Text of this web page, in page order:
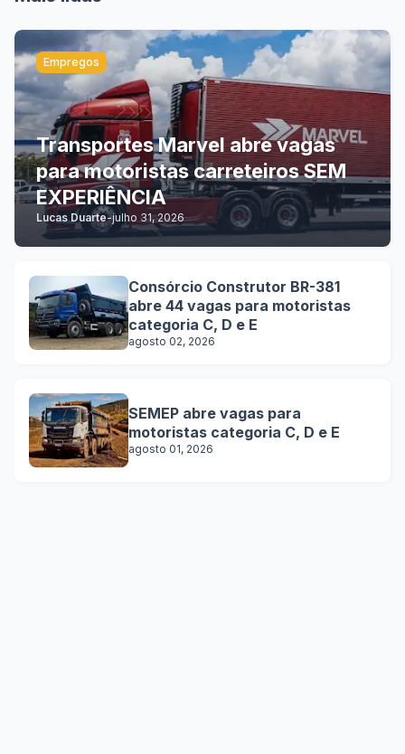
Empregos
Transportes Marvel abre vagas
para motoristas carreteiros SEM
EXPERIÊNCIA
Lucas Duarte-julho 31, 2026
Consórcio Construtor BR-381
abre 44 vagas para motoristas
categoria C, D e E
agosto 02, 2026
SEMEP abre vagas para
motoristas categoria C, D e E
agosto 01, 2026